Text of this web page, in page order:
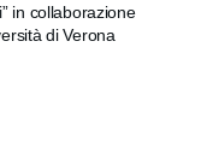
in collaborazione
di Verona